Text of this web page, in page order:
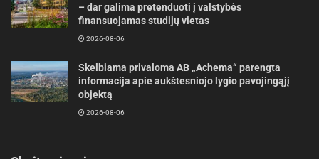
– dar galima pretenduoti į valstybės
finansuojamas studijų vietas
2026-08-06
Skelbiama privaloma AB „Achema“ parengta
informacija apie aukštesniojo lygio pavojingąjį
objektą
2026-08-06